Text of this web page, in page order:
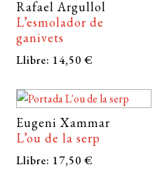
Rafael Argullol
L’esmolador de
ganivets
Llibre: 14,50 €
Eugeni Xammar
L’ou de la serp
Llibre: 17,50 €